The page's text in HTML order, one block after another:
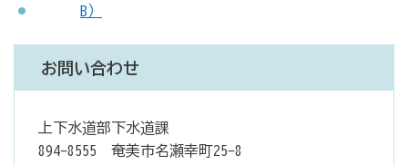
B）
お問い合わせ
上下水道部下水道課
894-8555 奄美市名瀬幸町25-8